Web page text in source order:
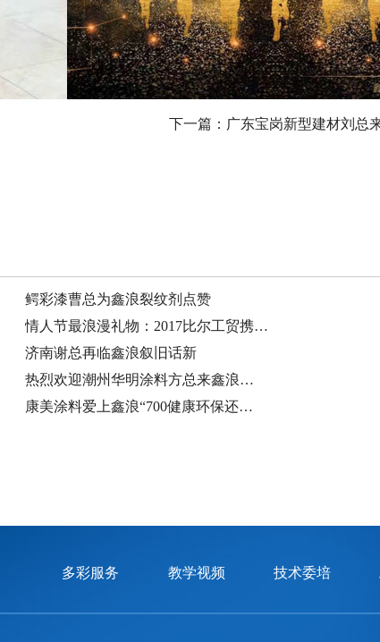
下一篇： 广东宝岗新型建材刘总
鳄彩漆曹总为鑫浪裂纹剂点赞
情人节最浪漫礼物：2017比尔工贸携…
济南谢总再临鑫浪叙旧话新
热烈欢迎潮州华明涂料方总来鑫浪…
康美涂料爱上鑫浪“700健康环保还…
多彩服务 教学视频 技术委培